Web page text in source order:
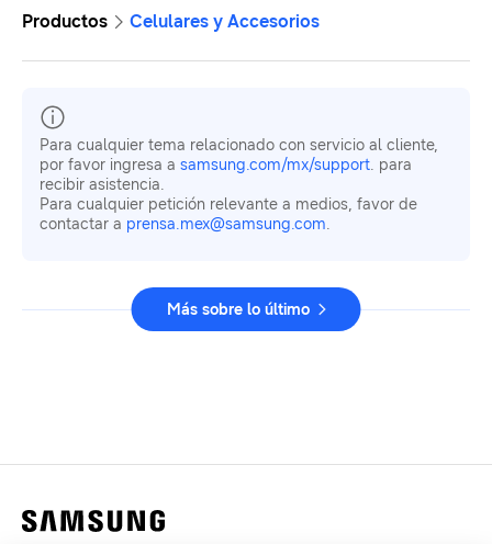
Productos Celulares y Accesorios
Para cualquier tema relacionado con servicio al cliente,
por favor ingresa a samsung.com/mx/support. para
recibir asistencia.
Para cualquier petición relevante a medios, favor de
contactar a prensa.mex@samsung.com.
Más sobre lo último